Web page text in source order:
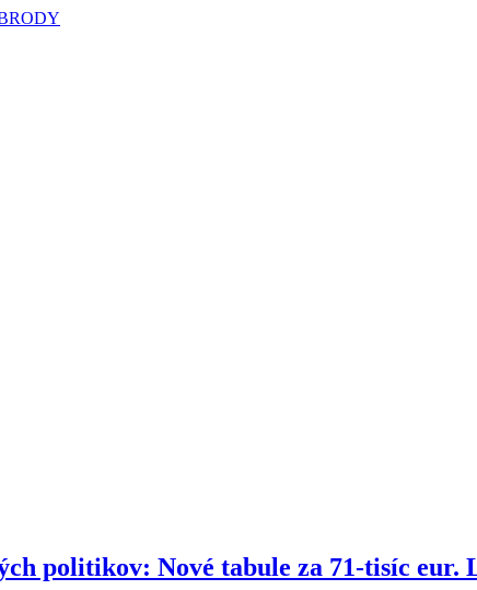
OBRODY
politikov: Nové tabule za 71-tisíc eur.